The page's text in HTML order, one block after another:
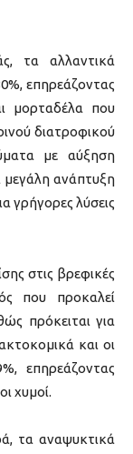
τα αλλαντικά
επηρεάζοντας
μορταδέλα που
διατροφικού
με αύξηση
μεγάλη ανάπτυξη
γρήγορες λύσεις
στις βρεφικές
που προκαλεί
πρόκειται για
και οι
επηρεάζοντας
χυμοί.
τα αναψυκτικά